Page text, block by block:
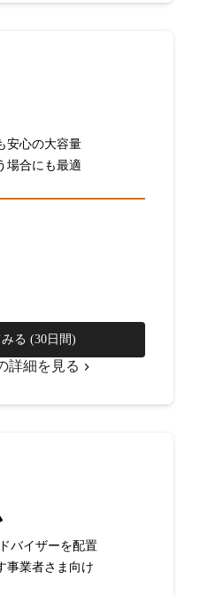
安心の大容量
場合にも最適
る (30日間)
詳細を見る
バイザーを配置
事業者さま向け